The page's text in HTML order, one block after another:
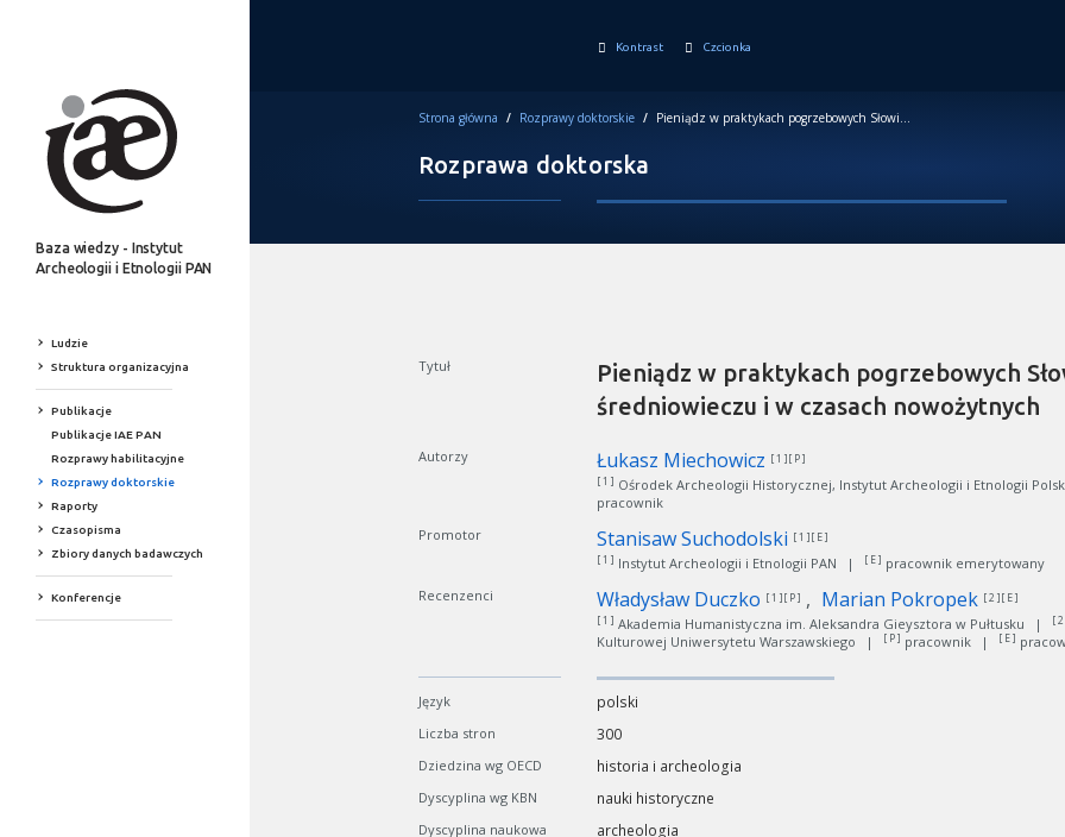
Baza wiedzy - Instytut
Archeologii i Etnologii PAN
Ludzie
Struktura organizacyjna
Publikacje
Publikacje IAE PAN
Rozprawy habilitacyjne
Rozprawy doktorskie
Raporty
Czasopisma
Zbiory danych badawczych
Konferencje
Kontrast Czcionka
Strona główna / Rozprawy doktorskie / Pieniądz w praktykach pogrzebowych Słowian Wschodnich w średniowieczu i w czasach nowożytnych
Rozprawa doktorska
Tytuł
Pieniądz w praktykach pogrzebowych
średniowieczu i w czasach nowożytnych
Autorzy Łukasz Miechowicz [ 1 ][ P ]
[ 1 ] Ośrodek Archeologii Historycznej, Instytut Archeologii i Etnologii
pracownik
Promotor
Stanisaw Suchodolski [ 1 ][ E ]
[ 1 ] Instytut Archeologii i Etnologii PAN | [ E ] pracownik emerytowany
Recenzenci
Władysław Duczko [ 1 ][ P ] Marian Pokropek [ 2 ][ E ]
[ 1 ] Akademia Humanistyczna im. Aleksandra Gieysztora w Pułtusku | [ 2
Kulturowej Uniwersytetu Warszawskiego
| [ P ] pracownik | [ E ]
Język polski
Liczba stron 300
Dziedzina wg OECD historia i archeologia
Dyscyplina wg KBN nauki historyczne
Dyscyplina naukowa
archeologia